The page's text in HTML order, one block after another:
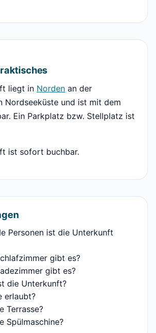
liegt in Norden an der
Nordseeküste und ist mit dem
Ein Parkplatz bzw. Stellplatz ist
ist sofort buchbar.
Personen ist die Unterkunft
gibt es?
gibt es?
die Unterkunft?
erlaubt?
Terrasse?
Spülmaschine?